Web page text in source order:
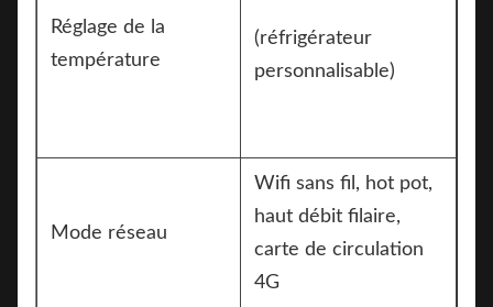
Réglage de la
température
(réfrigérateur
personnalisable)
Mode réseau
Wifi sans fil, hot pot,
haut débit filaire,
carte de circulation
4G